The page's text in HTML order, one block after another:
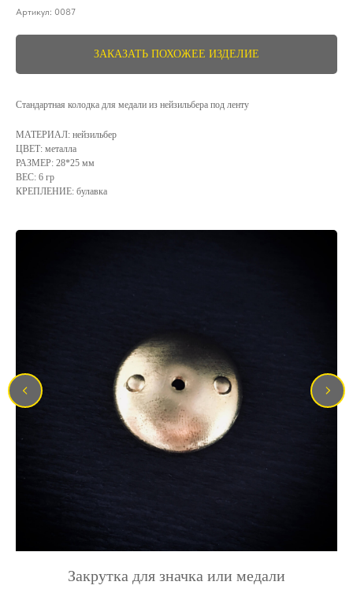
Артикул: 0087
ЗАКАЗАТЬ ПОХОЖЕЕ ИЗДЕЛИЕ
Стандартная колодка для медали из нейзильбера под ленту
МАТЕРИАЛ: нейзильбер
ЦВЕТ: металла
РАЗМЕР: 28*25 мм
ВЕС: 6 гр
КРЕПЛЕНИЕ: булавка
Закрутка для значка или медали